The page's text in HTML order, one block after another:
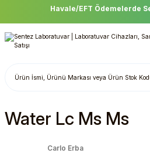
Havale/EFT Ödemelerde
Water Lc Ms Ms
Carlo Erba